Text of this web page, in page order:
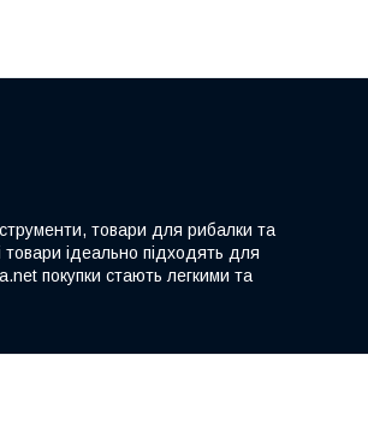
товари для рибалки та
товари ідеально підходять для
покупки стають легкими та